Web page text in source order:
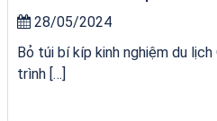
28/05/2024
Bỏ túi bí kíp kinh nghiệm du lịch
trình […]